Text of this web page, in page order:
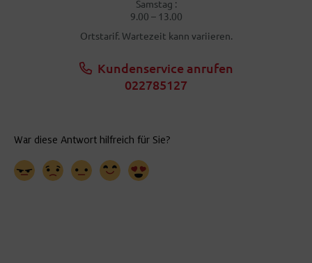
Samstag :
9.00 – 13.00
Ortstarif. Wartezeit kann variieren.
Kundenservice anrufen
022785127